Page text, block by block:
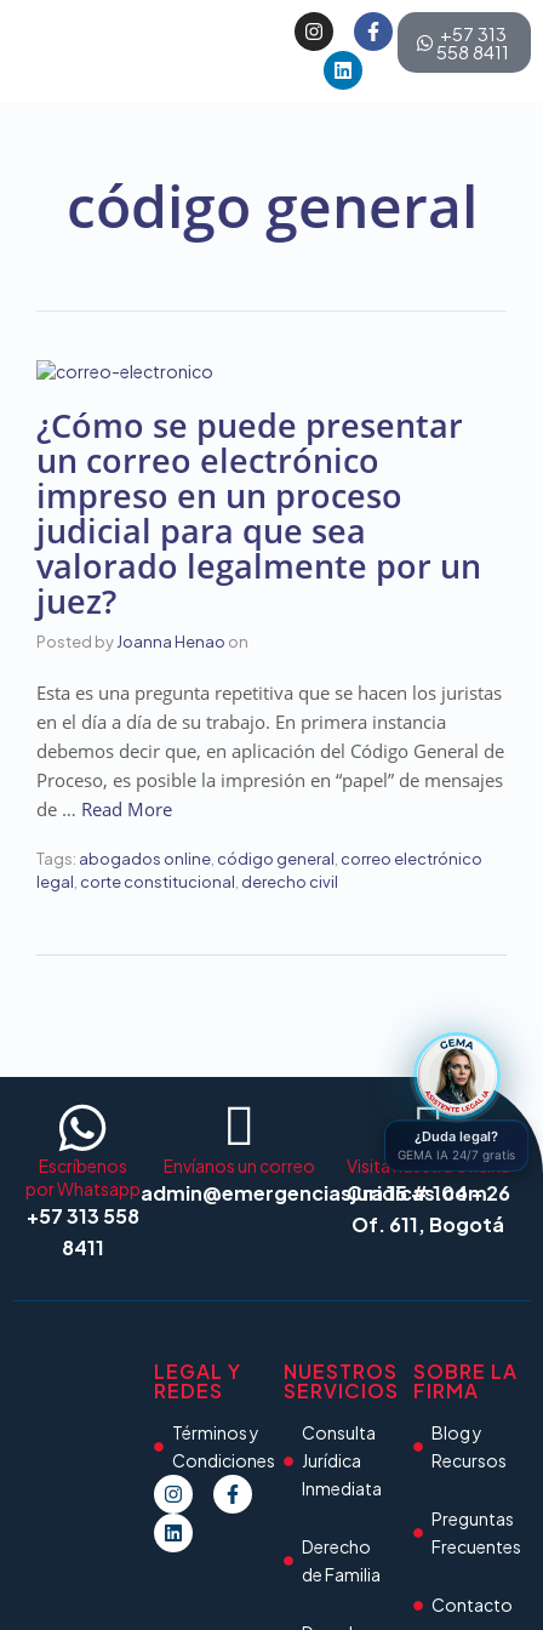
+57 313
558 8411
código general
¿Cómo se puede presentar
un correo electrónico
impreso en un proceso
judicial para que sea
valorado legalmente por un
juez?
Posted by Joanna Henao on
Esta es una pregunta repetitiva que se hacen los juristas
en el día a día de su trabajo. En primera instancia
debemos decir que, en aplicación del Código General de
Proceso, es posible la impresión en “papel” de mensajes
de … Read More
Tags: abogados online código general correo electrónico
legal corte constitucional derecho civil
Escríbenos
por Whatsapp
+57 313 558
8411
Envíanos un correo
admin@emergenciasjuridicas.com
Visita nuestra oficina
Cra 15 # 104 - 26
Of. 611, Bogotá
LEGAL Y
REDES
Términos y
Condiciones
NUESTROS
SERVICIOS
Consulta
Jurídica
Inmediata
Derecho
de Familia
SOBRE LA
FIRMA
Blog y
Recursos
Preguntas
Frecuentes
Contacto
¿Duda legal?
GEMA IA 24/7 gratis